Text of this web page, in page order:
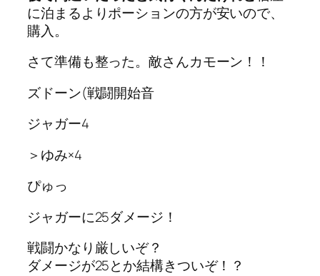
に泊まるよりポーションの方が安いので、
購入。
さて準備も整った。敵さんカモーン！！
ズドーン(戦闘開始音
ジャガー4
＞ゆみ×4
ぴゅっ
ジャガーに25ダメージ！
戦闘かなり厳しいぞ？
ダメージが25とか結構きついぞ！？